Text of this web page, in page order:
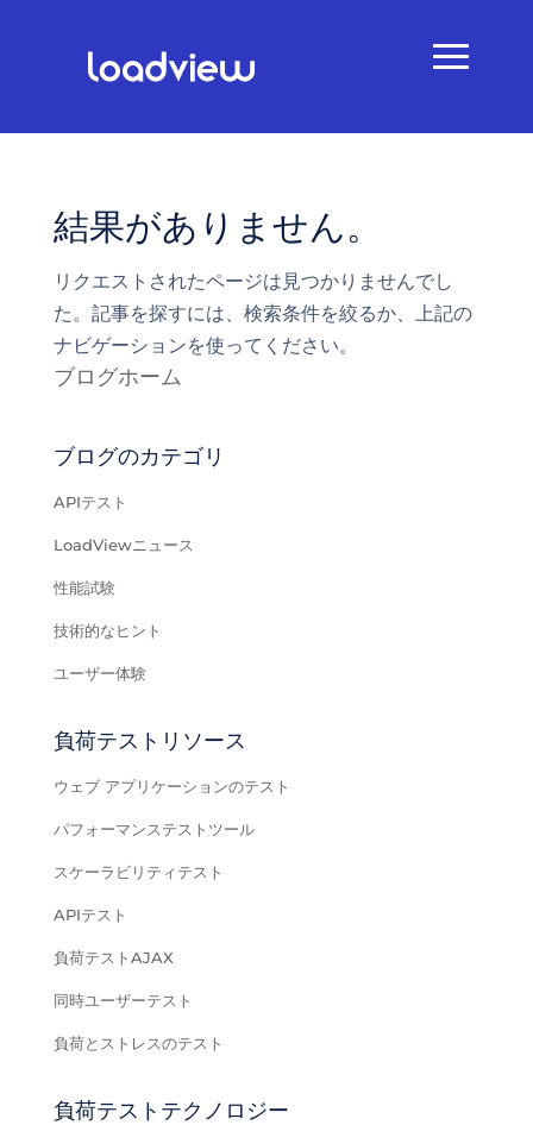
結果がありません。
リクエストされたページは見つかりませんでし
た。記事を探すには、検索条件を絞るか、上記の
ナビゲーションを使ってください。
ブログホーム
ブログのカテゴリ
APIテスト
LoadViewニュース
性能試験
技術的なヒント
ユーザー体験
負荷テストリソース
ウェブ アプリケーションのテスト
パフォーマンステストツール
スケーラビリティテスト
APIテスト
負荷テストAJAX
同時ユーザーテスト
負荷とストレスのテスト
負荷テストテクノロジー